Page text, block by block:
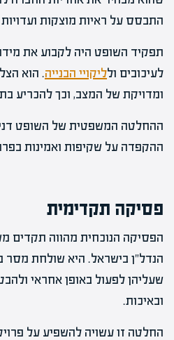
התבסס על ראיות מוצקות
תפקיד השופט היה לקבוע את
לעיכובים ולליקויי הבנייה. הוא
ומדויקת של המצב, וכך להכריע
ההחלטה המשפטית של השופט
ההקפדה על שקיפות ואמינות
פסיקה תקדימית
הפסיקה הנוכחית מהווה תקדים
הנדל"ן בישראל. היא שולחת מסר
שעליהן לפעול באופן אחראי
ובאיכות.
החלטה זו עשויה להשפיע על